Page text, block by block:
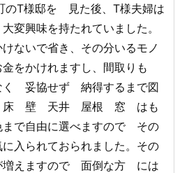
T様邸を 見た後、T様夫婦は
変興味を持たれていました。
ないで省き、その分いるモノ
をかけれますし、間取りも
く 妥協せず 納得するまで図
床 壁 天井 屋根 窓 はも
で自由に選べますので その
入られておられました。その
増えますので 面倒な方 には